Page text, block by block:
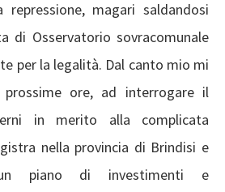
repressione, magari saldandosi
di Osservatorio sovracomunale
per la legalità. Dal canto mio mi
ore, ad interrogare il
in merito alla complicata
nella provincia di Brindisi e
piano di investimenti e